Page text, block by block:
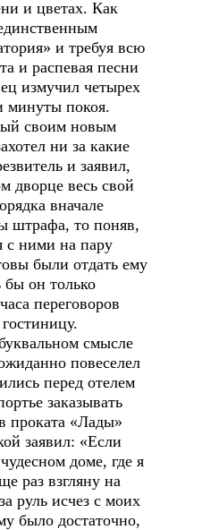
и цветах. Как
и требуя всю
и распевая песни
измучил четырех
минуты покоя.
своим новым
ни за какие
и заявил,
дворце весь свой
вначале
штрафа, то поняв,
с ними на пару
были отдать ему
он только
переговоров
смысле
повеселел
перед отелем
заказывать
проката «Лады»
заявил: «Если
доме, где я
раз взгляну на
руль исчез с моих
было достаточно,